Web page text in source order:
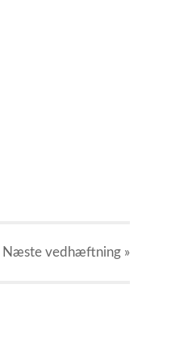
Næste vedhæftning »